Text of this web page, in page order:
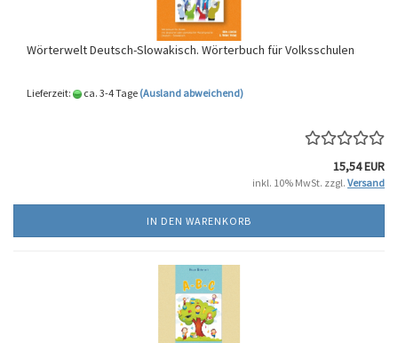
Wörterwelt Deutsch-Slowakisch. Wörterbuch für Volksschulen
Lieferzeit: ca. 3-4 Tage (Ausland abweichend)
15,54 EUR
inkl. 10% MwSt. zzgl. Versand
IN DEN WARENKORB